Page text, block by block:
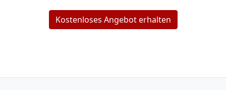
Kostenloses Angebot erhalten